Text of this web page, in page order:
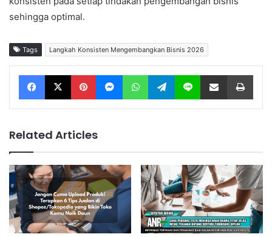
sehingga optimal.
Tags Langkah Konsisten Mengembangkan Bisnis 2026
Facebook X Pinterest Messenger WhatsApp Telegram Line Share via Email
Related Articles